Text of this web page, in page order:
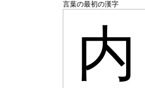
言葉の最初の漢字
内